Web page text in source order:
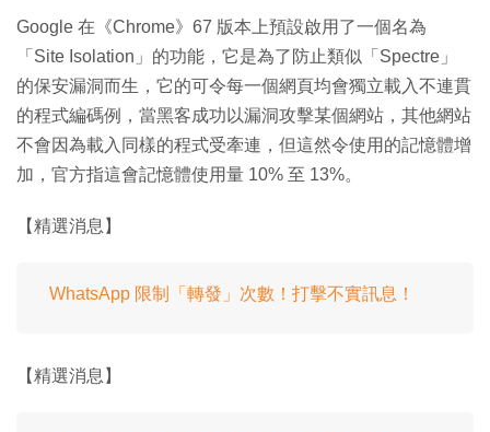
Google 在《Chrome》67 版本上預設啟用了一個名為
「Site Isolation」的功能，它是為了防止類似「Spectre」
的保安漏洞而生，它的可令每一個網頁均會獨立載入不連貫
的程式編碼例，當黑客成功以漏洞攻擊某個網站，其他網站
不會因為載入同樣的程式受牽連，但這然令使用的記憶體增
加，官方指這會記憶體使用量 10% 至 13%。
【精選消息】
WhatsApp 限制「轉發」次數！打擊不實訊息！
【精選消息】